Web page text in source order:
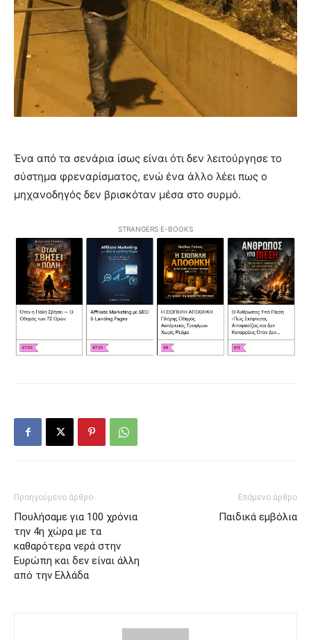
Ένα από τα σενάρια ίσως είναι ότι δεν λειτούργησε το
σύστημα φρεναρίσματος, ενώ ένα άλλο λέει πως ο
μηχανοδηγός δεν βρισκόταν μέσα στο συρμό.
STRANGERS E-BOOKS
Προηγούμενο άρθρο
Πουλήσαμε για 100 χρόνια
την 4η χώρα με τα
καθαρότερα νερά στην
Ευρώπη και δεν είναι άλλη
από την Ελλάδα
Επόμενο άρθρο
Παιδικά εμβόλια